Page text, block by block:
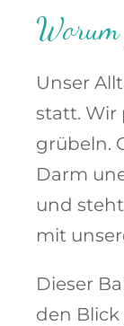
Unser
statt. Wir
grübeln.
Darm
und
mit
Dieser
den Blick